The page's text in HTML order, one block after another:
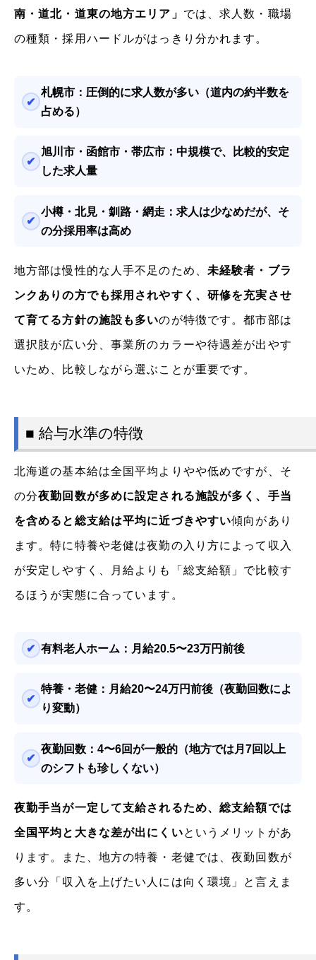
南・道北・道東の地方エリア」 では、求人数・職場
の種類・採用ハードルがはっきり分かれます。
札幌市：圧倒的に求人数が多い（道内の約半数を
占める）
旭川市・函館市・帯広市：中規模で、比較的安定
した求人量
小樽・北見・釧路・網走：求人は少なめだが、そ
の分採用率は高め
地方部は慢性的な人手不足のため、 未経験者・ブラ
ンクありの方でも採用されやすく、研修を充実させ
て育てる方針の施設も多いのが特徴です。都市部は
選択肢が広い分、事業所のカラーや待遇差が出やす
いため、比較しながら選ぶことが重要です。
■ 給与水準の特徴
北海道の基本給は全国平均よりやや低めですが、そ
の分夜勤回数が多めに設定される施設が多く、手当
を含めると総支給は平均に近づきやすい傾向があり
ます。特に特養や老健は夜勤の入り方によって収入
が安定しやすく、月給よりも「総支給額」で比較す
るほうが実態に合っています。
有料老人ホーム：月給20.5〜23万円前後
特養・老健：月給20〜24万円前後（夜勤回数によ
り変動）
夜勤回数：4〜6回が一般的（地方では月7回以上
のシフトも珍しくない）
夜勤手当が一定して支給されるため、総支給額では
全国平均と大きな差が出にくいというメリットがあ
ります。また、地方の特養・老健では、夜勤回数が
多い分「収入を上げたい人には向く環境」と言えま
す。